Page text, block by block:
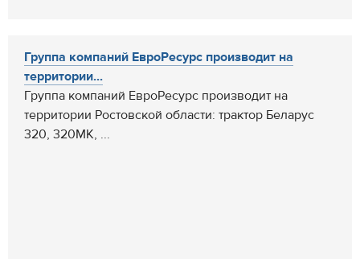
Группа компаний ЕвроРесурс производит на
территории...
Группа компаний ЕвроРесурс производит на
территории Ростовской области: трактор Беларус
320, 320МК, ...